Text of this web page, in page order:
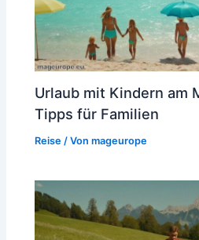
Urlaub mit Kindern am
Tipps für Familien
Reise / Vonmageurope